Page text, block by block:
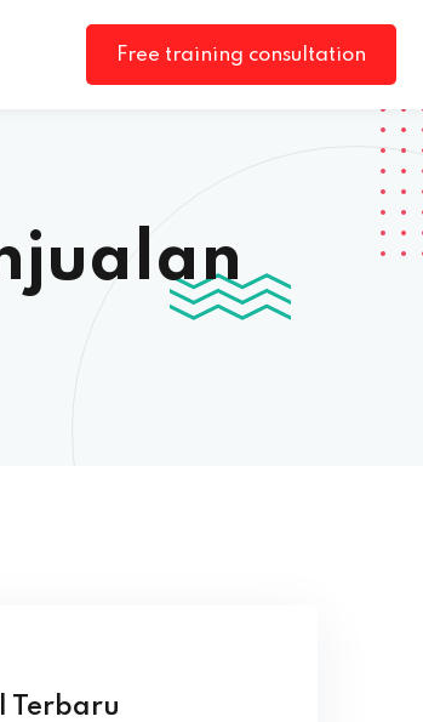
Free training consultation
Terbaru